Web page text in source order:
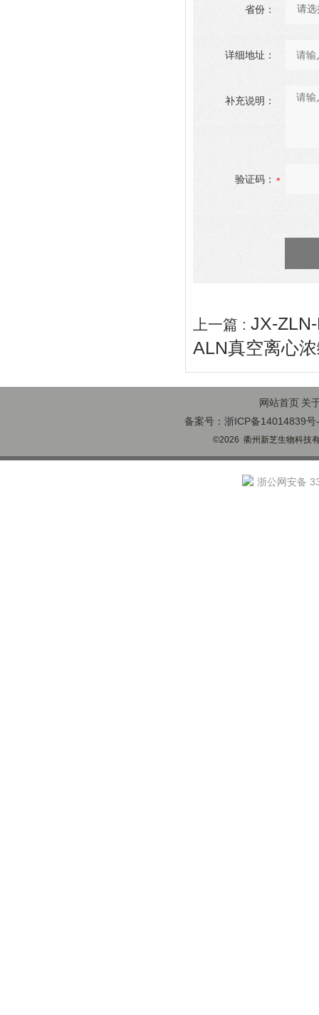
省份：
详细地址：
补充说明：
验证码：
上一篇 : JX-
ALN真空离心
网站首页 关
备案号：浙ICP备14014839号
©2026 衢州新芝生物科技
浙公网安备